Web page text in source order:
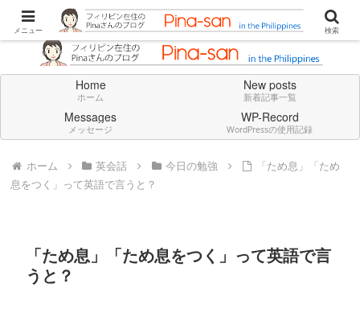
Don't think deeply. Feel always in English.
Home
ホーム
New posts
新着記事一覧
Messages
メッセージ
WP-Record
WordPressの使用記録
ホーム 英会話 今日の勉強
「ため息」「ため
息をつく」って英語で言うと？
「ため息」「ため息をつく」って英語で言
うと？
メニュー 検索